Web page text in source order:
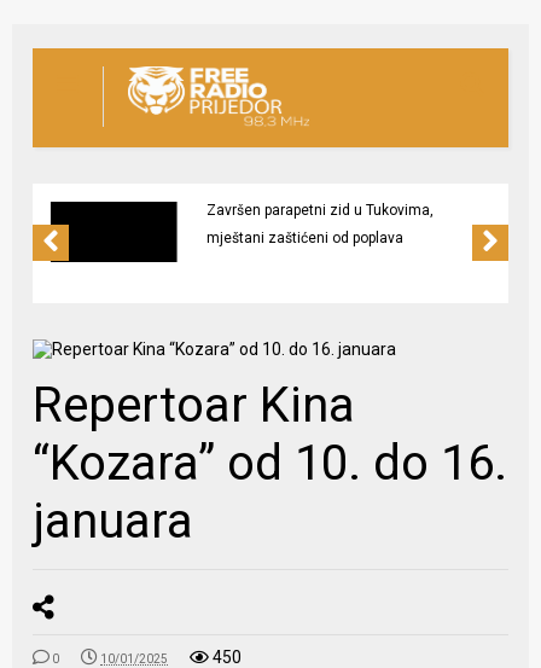
Završen parapetni zid u Tukovima,
mještani zaštićeni od poplava
Repertoar Kina
“Kozara” od 10. do 16.
januara
0 10/01/2025 450